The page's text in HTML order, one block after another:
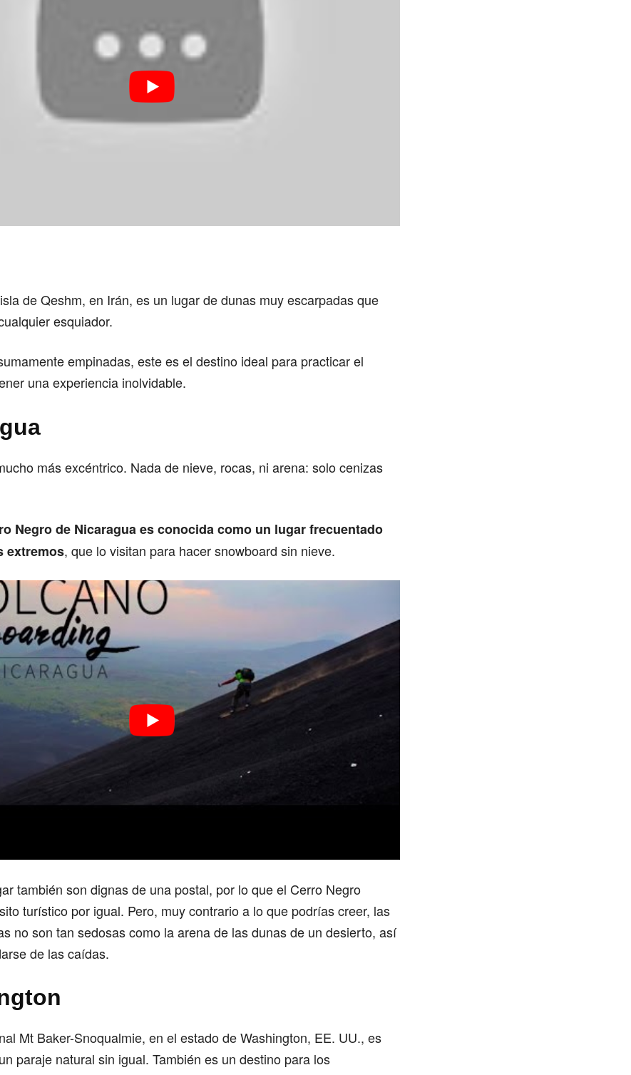
de Qeshm, en Irán, es un lugar de dunas muy escarpadas que
esquiador.
empinadas, este es el destino ideal para practicar el
una experiencia inolvidable.
más excéntrico. Nada de nieve, rocas, ni arena: solo cenizas
Negro de Nicaragua es conocida como un lugar frecuentado
extremos, que lo visitan para hacer snowboard sin nieve.
también son dignas de una postal, por lo que el Cerro Negro
turístico por igual. Pero, muy contrario a lo que podrías creer, las
no son tan sedosas como la arena de las dunas de un desierto, así
de las caídas.
Mt Baker-Snoqualmie, en el estado de Washington, EE. UU., es
paraje natural sin igual. También es un destino para los